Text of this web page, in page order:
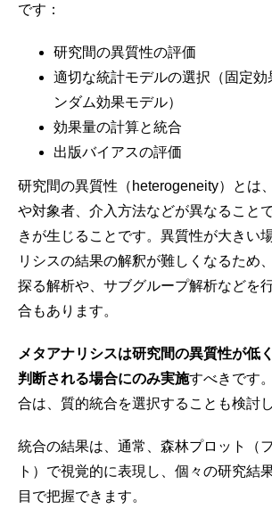
です：
研究間の異質性の評価
適切な統計モデルの選択（固定効
ンダム効果モデル）
効果量の計算と統合
出版バイアスの評価
研究間の異質性（heterogeneity）とは
や対象者、介入方法などが異なること
きが生じることです。異質性が大きい
リシスの結果の解釈が難しくなるため
探る解析や、サブグループ解析などを
合もあります。
メタアナリシスは研究間の異質性が低
判断される場合にのみ実施すべきです
合は、質的統合を選択することも検討
統合の結果は、通常、森林プロット（
ト）で視覚的に表現し、個々の研究結
目で把握できます。